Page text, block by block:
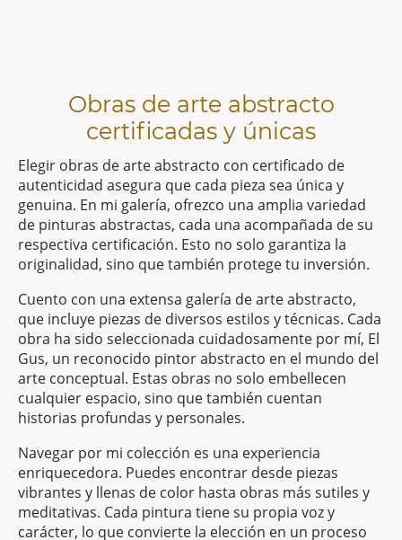
Obras de arte abstracto
certificadas y únicas
Elegir obras de arte abstracto con certificado de
autenticidad asegura que cada pieza sea única y
genuina. En mi galería, ofrezco una amplia variedad
de pinturas abstractas, cada una acompañada de su
respectiva certificación. Esto no solo garantiza la
originalidad, sino que también protege tu inversión.
Cuento con una extensa galería de arte abstracto,
que incluye piezas de diversos estilos y técnicas. Cada
obra ha sido seleccionada cuidadosamente por mí, El
Gus, un reconocido pintor abstracto en el mundo del
arte conceptual. Estas obras no solo embellecen
cualquier espacio, sino que también cuentan
historias profundas y personales.
Navegar por mi colección es una experiencia
enriquecedora. Puedes encontrar desde piezas
vibrantes y llenas de color hasta obras más sutiles y
meditativas. Cada pintura tiene su propia voz y
carácter, lo que convierte la elección en un proceso